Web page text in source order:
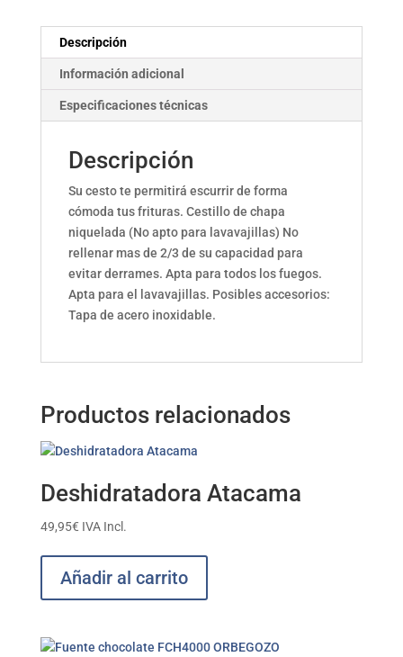
Descripción
Información adicional
Especificaciones técnicas
Descripción
Su cesto te permitirá escurrir de forma
cómoda tus frituras. Cestillo de chapa
niquelada (No apto para lavavajillas) No
rellenar mas de 2/3 de su capacidad para
evitar derrames. Apta para todos los fuegos.
Apta para el lavavajillas. Posibles accesorios:
Tapa de acero inoxidable.
Productos relacionados
Deshidratadora Atacama
49,95€ IVA Incl.
Añadir al carrito